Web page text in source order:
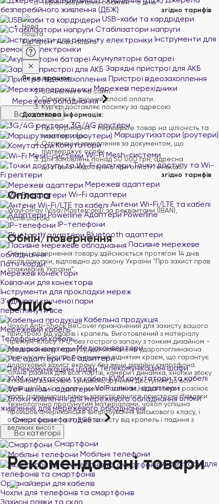
безперебійного живлення (ДБЖ)
USB-хаби та кардрідери
Стабілізатори напруги
Інструменти для
ремонту електроніки
Акумуляторні батареї
Зарядні пристрої для АКБ
Пристрої відеозахоплення
Мережеві перехідники
Мережеве обладнання
Всі категорії
3G/4G роутери
Маршрутизатори (роутери)
Комутатори
Wi-Fi Mesh-системи
Точки доступу та Wi-
Fi репітери
Мережеві адаптери
Wi-Fi адаптери
Антени Wi-Fi/LTE та кабелі
Адаптери Powerline
IP-телефони
Bluetooth адаптери
Пасивне мережеве
обладнання
Патч-корди
Мережеві конектори
Ковпачки для конекторів
Інструменти для прокладки мереж
З'єднувачі крученої пари
переглянути все
Кабельна продукція
Мережевий кабель
Телефонний кабель
Медіаконвертери
PoE адаптери
Телекомунікаційні шафи
KVM комутатори та кабелі
VoIP шлюзи і адаптери
Блоки
живлення для мережевого обладнання
Смартфони та гаджети
Всі категорії
Смартфони
Мобільні телефони
Аксесуари для
телефонів та смартфонів
Органайзери для кабелів
Чохли для телефонів та смартфонів
Захисні плівки та скло
Термін зберігання посилки - 5 днів.
згідно тарифів
Кур'єром "Нова пошта"
Як це працює:
Замовляєте на сайті.
Обираєте зручний спосіб оплати.
Курʼєр доставляє посилку за адресою.
Додаткова інформація:
При отриманні - перевірьте товар на цілісність та
комплектацію.
Отримання замовлення за документом, що
підтверджує особу.
Для замовлень понад 50 000 грн, адресна
доставка недоступна при оплаті готівкою.
згідно тарифів
Оплата
WayForPay (Visa/Mastercard), за реквізитами (IBAN),
післяплатою
Обмін/повернення
Обмін і повернення товару здійснюється протягом 14 днів
після покупки, відповідно до закону України "Про захист прав
споживачів України".
Опис
Чохол Anti-Shock BeCover призначений для захисту вашого
пристрою від ударів і крапель. Виготовлений з матеріалу
преміум-класу TPU, без гострого запаху з тонким дизайном -
прозорий колір корпусу, удосконалена ударопоглинаюча
технологія. Корпус оснащений піднятим краєм, що гарантує
додатковий захист екрану без зміни дизайну смартфона.
Точне різання для всіх портів, камери і динаміка, кнопки збоку
з повною захисною кришкою, зручним доступом до всіх
функцій. Під час удару чохол поглинає, відштовхує і розсіює
удар, підвищуючи рівень захисту вашого пристрою. Завдяки
технологічно просунутим матеріалами, чохол успішно
пройшов американське випробування військового класу, і
отримав сертифікат SGS захисту від крапель і падіння з
великих висот.
Рекомендовані товари